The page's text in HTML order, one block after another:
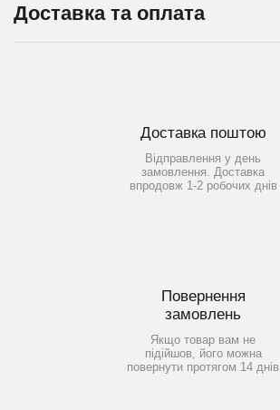
Доставка та оплата
Доставка поштою
Відправлення у день
замовлення. Доставка
впродовж 1-2 робочих днів
Повернення
замовлень
Якщо товар вам не
підійшов, його можна
повернути протягом 14 днів